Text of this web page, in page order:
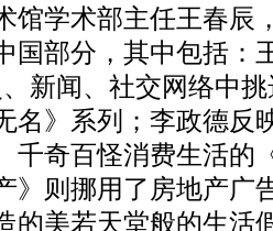
馆学术部主任王春辰
国部分，其中包括：
新闻、社交网络中
名》系列；李政德反
千奇百怪消费生活的
》则挪用了房地产广
的美若天堂般的生活